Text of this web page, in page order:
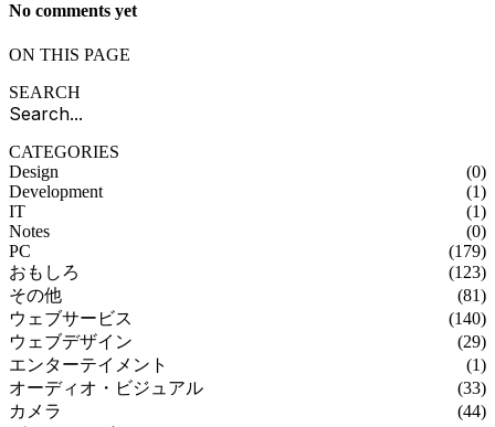
No comments yet
ON THIS PAGE
SEARCH
CATEGORIES
Design
(0)
Development
(1)
IT
(1)
Notes
(0)
PC
(179)
おもしろ
(123)
その他
(81)
ウェブサービス
(140)
ウェブデザイン
(29)
エンターテイメント
(1)
オーディオ・ビジュアル
(33)
カメラ
(44)